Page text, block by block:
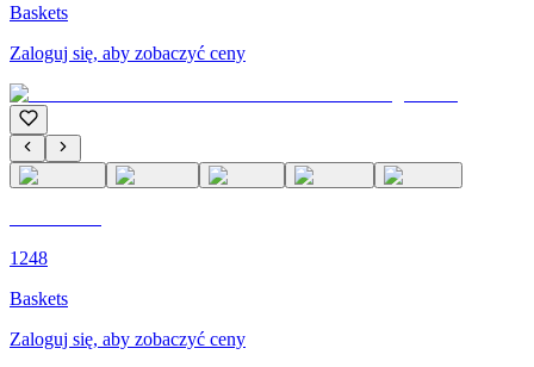
Baskets
Zaloguj się, aby zobaczyć ceny
1248
Baskets
Zaloguj się, aby zobaczyć ceny